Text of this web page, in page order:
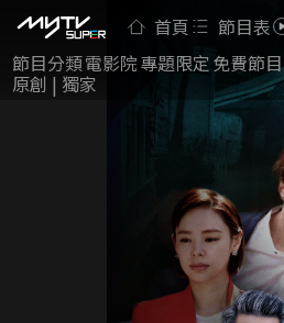
首頁 節目表
節目分類電影院專題限定 免費節目
原創 | 獨家